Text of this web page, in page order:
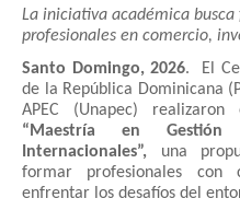
La iniciativa académica
profesionales en comercio,
Santo Domingo, 2026. El
de la República Dominicana
APEC (Unapec)
“Maestría en Gestión
Internacionales”, una
formar profesionales con
enfrentar los desafíos del